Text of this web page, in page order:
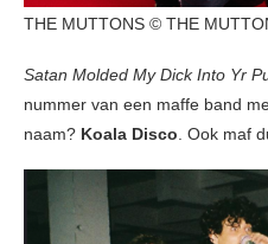
THE MUTTONS © THE
Satan Molded My Dick Into Yr
nummer van een maffe band
naam? Koala Disco . Ook maf